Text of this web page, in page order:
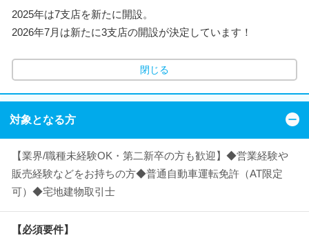
2025年は7支店を新たに開設。
2026年7月は新たに3支店の開設が決定しています！
閉じる
対象となる方
【業界/職種未経験OK・第二新卒の方も歓迎】◆営業経験や
販売経験などをお持ちの方◆普通自動車運転免許（AT限定
可）◆宅地建物取引士
【必須要件】